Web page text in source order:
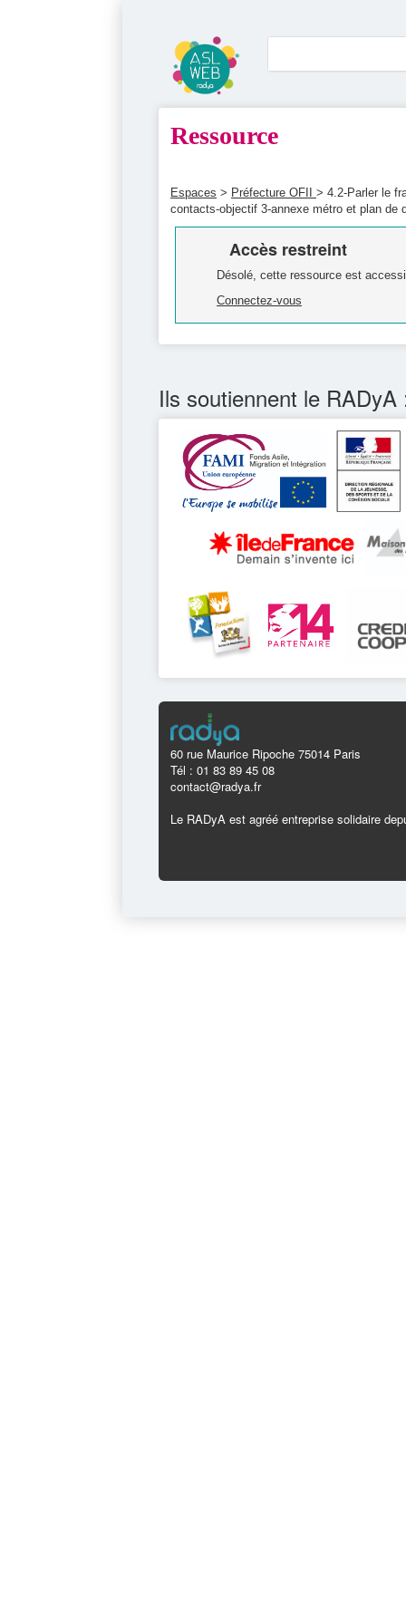
Ressource
Espaces > Préfecture OFII > 4.2-Parler le
contacts-objectif 3-annexe métro et plan de
Accès restreint
Désolé, cette ressource est
Connectez-vous
Ils soutiennent le RADyA
60 rue Maurice Ripoche 75014 Paris
Tél : 01 83 89 45 08
contact@radya.fr
Le RADyA est agréé entreprise solidaire